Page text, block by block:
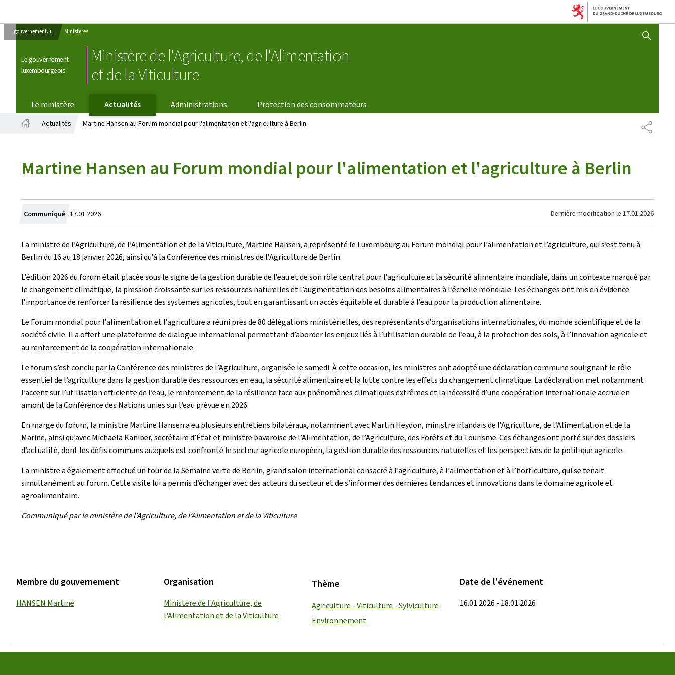
gouvernement.lu Ministères
Le gouvernement
luxembourgeois
Ministère de l'Agriculture, de l'Alimentation
et de la Viticulture
AFFICHER / MASQUER
Le ministère Actualités Administrations
Protection des consommateurs
Actualités Martine Hansen au Forum mondial pour l'alimentation et l'agriculture à Berlin
Martine Hansen au Forum mondial pour l'alimentation et l'agriculture à Berlin
Communiqué Crée
le
17.01.2026 Dernière modification le 17.01.2026
La ministre de l’Agriculture, de l’Alimentation et de la Viticulture, Martine Hansen, a représenté le Luxembourg au Forum mondial pour l’alimentation et l’agriculture, qui s’est tenu à
Berlin du 16 au 18 janvier 2026, ainsi qu’à la Conférence des ministres de l’Agriculture de Berlin.
L’édition 2026 du forum était placée sous le signe de la gestion durable de l’eau et de son rôle central pour l’agriculture et la sécurité alimentaire mondiale, dans un contexte marqué par
le changement climatique, la pression croissante sur les ressources naturelles et l’augmentation des besoins alimentaires à l’échelle mondiale. Les échanges ont mis en évidence
l’importance de renforcer la résilience des systèmes agricoles, tout en garantissant un accès équitable et durable à l’eau pour la production alimentaire.
Le Forum mondial pour l’alimentation et l’agriculture a réuni près de 80 délégations ministérielles, des représentants d’organisations internationales, du monde scientifique et de la
société civile. Il a offert une plateforme de dialogue international permettant d’aborder les enjeux liés à l’utilisation durable de l’eau, à la protection des sols, à l’innovation agricole et
au renforcement de la coopération internationale.
Le forum s’est conclu par la Conférence des ministres de l’Agriculture, organisée le samedi. À cette occasion, les ministres ont adopté une déclaration commune soulignant le rôle
essentiel de l’agriculture dans la gestion durable des ressources en eau, la sécurité alimentaire et la lutte contre les effets du changement climatique. La déclaration met notamment
l’accent sur l’utilisation efficiente de l’eau, le renforcement de la résilience face aux phénomènes climatiques extrêmes et la nécessité d’une coopération internationale accrue en
amont de la Conférence des Nations unies sur l’eau prévue en 2026.
En marge du forum, la ministre Martine Hansen a eu plusieurs entretiens bilatéraux, notamment avec Martin Heydon, ministre irlandais de l’Agriculture, de l’Alimentation et de la
Marine, ainsi qu’avec Michaela Kaniber, secrétaire d’État et ministre bavaroise de l’Alimentation, de l’Agriculture, des Forêts et du Tourisme. Ces échanges ont porté sur des dossiers
d’actualité, dont les défis communs auxquels est confronté le secteur agricole européen, la gestion durable des ressources naturelles et les perspectives de la politique agricole.
La ministre a également effectué un tour de la Semaine verte de Berlin, grand salon international consacré à l’agriculture, à l’alimentation et à l’horticulture, qui se tenait
simultanément au forum. Cette visite lui a permis d’échanger avec des acteurs du secteur et de s’informer des dernières tendances et innovations dans le domaine agricole et
agroalimentaire.
Communiqué par le ministère de l’Agriculture, de l’Alimentation et de la Viticulture
Membre du gouvernement
HANSEN Martine
Organisation
Ministère de l'Agriculture, de
l'Alimentation et de la Viticulture
Thème
Agriculture - Viticulture - Sylviculture
Environnement
Date de l'événement
16.01.2026 - 18.01.2026